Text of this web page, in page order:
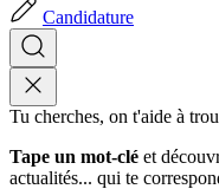
Candidature
Tu cherches, on t'aide à
Tape un mot-clé et
actualités... qui te